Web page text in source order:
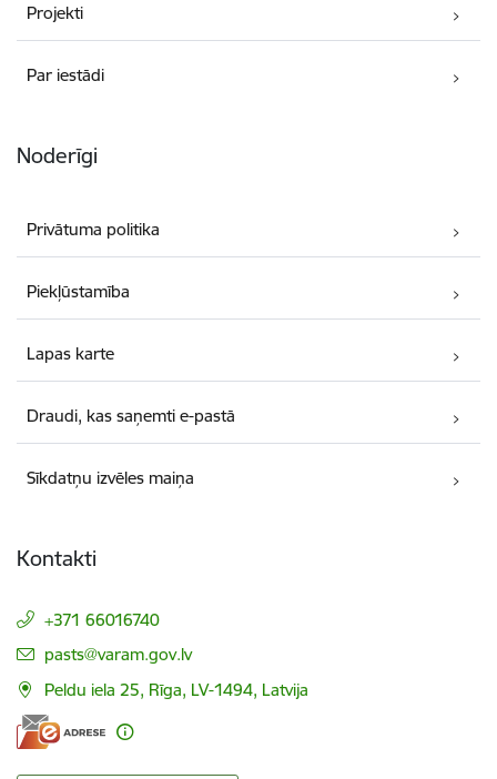
Projekti
Par iestādi
Noderīgi
Privātuma politika
Piekļūstamība
Lapas karte
Draudi, kas saņemti e-pastā
Sīkdatņu izvēles maiņa
Kontakti
+371 66016740
E-pasts:
pasts@varam.gov.lv
Peldu iela 25, Rīga, LV-1494, Latvija